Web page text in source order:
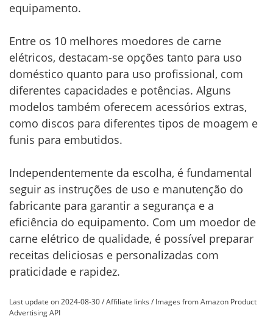
equipamento.
Entre os 10 melhores moedores de carne
elétricos, destacam-se opções tanto para uso
doméstico quanto para uso profissional, com
diferentes capacidades e potências. Alguns
modelos também oferecem acessórios extras,
como discos para diferentes tipos de moagem e
funis para embutidos.
Independentemente da escolha, é fundamental
seguir as instruções de uso e manutenção do
fabricante para garantir a segurança e a
eficiência do equipamento. Com um moedor de
carne elétrico de qualidade, é possível preparar
receitas deliciosas e personalizadas com
praticidade e rapidez.
Last update on 2024-08-30 / Affiliate links / Images from Amazon Product
Advertising API